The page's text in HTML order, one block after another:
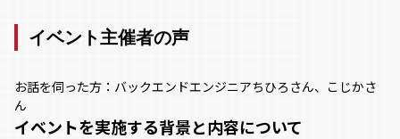
イベント主催者の声
お話を伺った方：バックエンドエンジニアちひろさん、こじかさ
ん
イベントを実施する背景と内容について